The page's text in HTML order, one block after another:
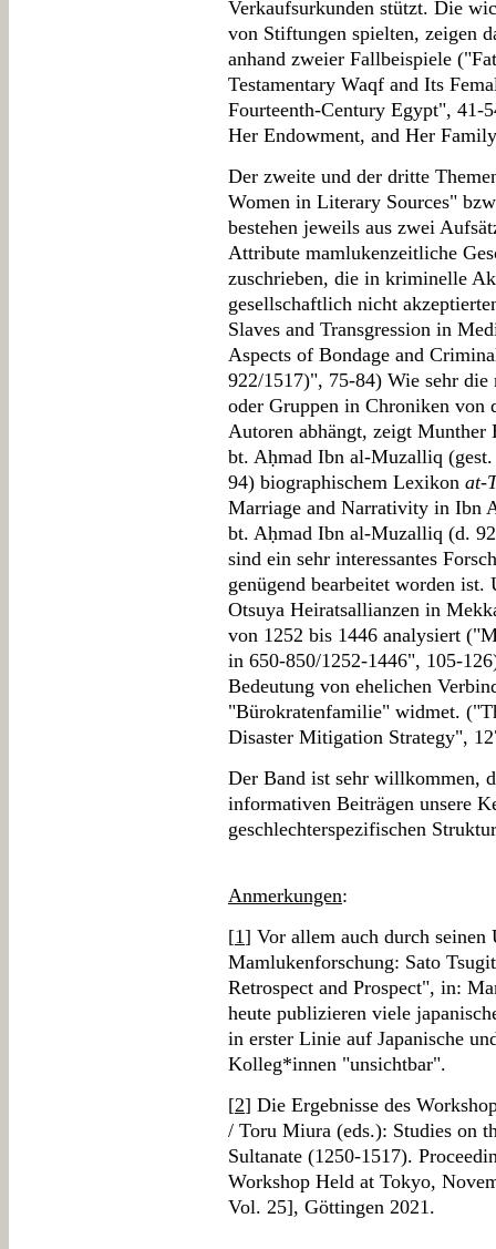
Verkaufsurkunden stützt. Die
von Stiftungen spielten, zeigen
anhand zweier Fallbeispiele
Testamentary Waqf and Its
Fourteenth-Century Egypt", 41-
Her Endowment, and Her
Der zweite und der dritte
Women in Literary Sources"
bestehen jeweils aus zwei
Attribute mamlukenzeitliche
zuschrieben, die in kriminelle
gesellschaftlich nicht
Slaves and Transgression in
Aspects of Bondage and
922/1517)", 75-84) Wie sehr die
oder Gruppen in Chroniken von
Autoren abhängt, zeigt Munther
bt. Aḥmad Ibn al-Muzalliq
94) biographischem Lexikon at-
Marriage and Narrativity in Ibn
bt. Aḥmad Ibn al-Muzalliq (d.
sind ein sehr interessantes
genügend bearbeitet worden
Otsuya Heiratsallianzen in
von 1252 bis 1446 analysiert
in 650-850/1252-1446", 105-
Bedeutung von ehelichen
"Bürokratenfamilie" widmet.
Disaster Mitigation Strategy",
Der Band ist sehr willkommen,
informativen Beiträgen unsere
geschlechterspezifischen
Anmerkungen:
[1] Vor allem auch durch
Mamlukenforschung: Sato
Retrospect and Prospect", in:
heute publizieren viele
in erster Linie auf Japanische
Kolleg*innen "unsichtbar".
[2] Die Ergebnisse des
/ Toru Miura (eds.): Studies on
Sultanate (1250-1517).
Workshop Held at Tokyo,
Vol. 25], Göttingen 2021.